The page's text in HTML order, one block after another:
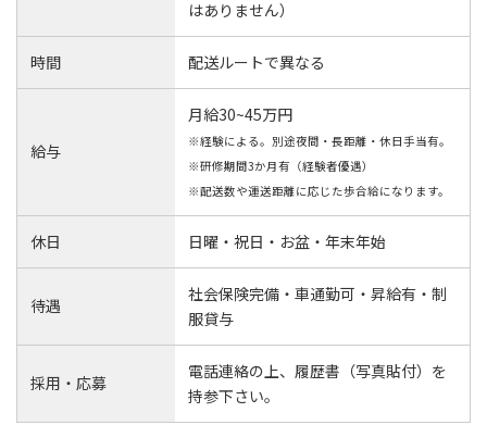
はありません）
時間 配送ルートで異なる
給与
月給30~45万円
※経験による。別途夜間・長距離・休日手当有。
※研修期間3か月有（経験者優遇）
※配送数や運送距離に応じた歩合給になります。
休日 日曜・祝日・お盆・年末年始
待遇
社会保険完備・車通勤可・昇給有・制
服貸与
採用・応募
電話連絡の上、履歴書（写真貼付）を
持参下さい。